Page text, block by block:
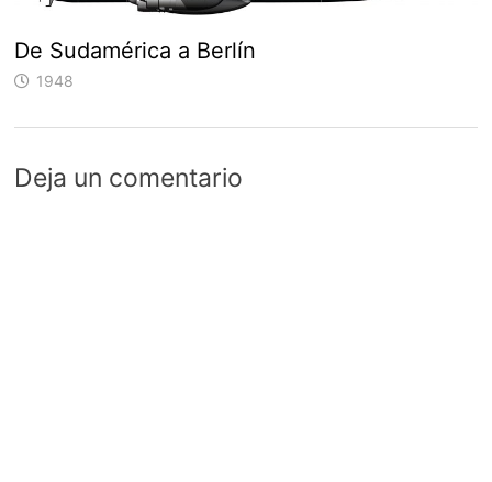
De Sudamérica a Berlín
1948
Deja un comentario